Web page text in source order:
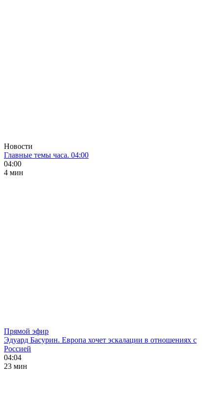
Новости
Главные темы часа. 04:00
04:00
4 мин
Прямой эфир
Эдуард Басурин. Европа хочет эскалации в отношениях с
Россией
04:04
23 мин